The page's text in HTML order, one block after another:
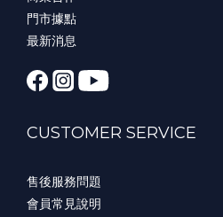
門市據點
最新消息
CUSTOMER SERVICE
售後服務問題
會員常見說明